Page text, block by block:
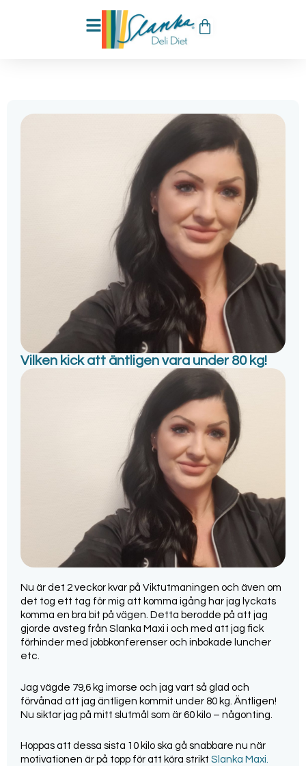
Vilken kick att äntligen vara under 80 kg!
Nu är det 2 veckor kvar på Viktutmaningen och även om
det tog ett tag för mig att komma igång har jag lyckats
komma en bra bit på vägen. Detta berodde på att jag
gjorde avsteg från Slanka Maxi i och med att jag fick
förhinder med jobbkonferenser och inbokade luncher
etc.
Jag vägde 79,6 kg imorse och jag vart så glad och
förvånad att jag äntligen kommit under 80 kg. Äntligen!
Nu siktar jag på mitt slutmål som är 60 kilo – någonting.
Hoppas att dessa sista 10 kilo ska gå snabbare nu när
motivationen är på topp för att köra strikt Slanka Maxi.